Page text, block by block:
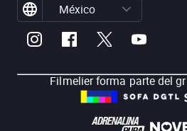
México
Filmelier forma parte del